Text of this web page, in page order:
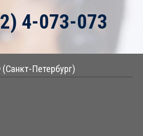
4-073-073
Петербург)